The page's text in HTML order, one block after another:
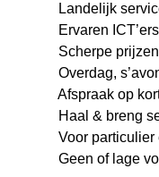
Landelijk
Ervaren ICT’ers
Scherpe prijzen
Overdag,
Afspraak op
Haal & breng
Voor particulier
Geen of lage